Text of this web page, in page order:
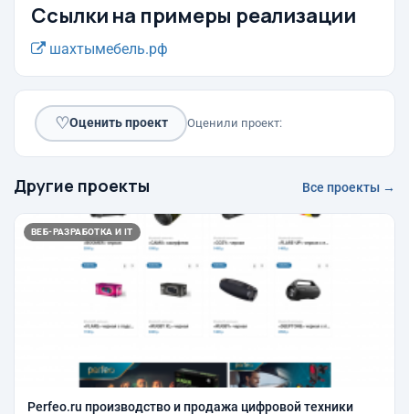
Ссылки на примеры реализации
шахтымебель.рф
♡Оценить проект Оценили проект:
Другие проекты Все проекты →
ВЕБ-РАЗРАБОТКА И IT
Perfeo.ru производство и продажа цифровой техники